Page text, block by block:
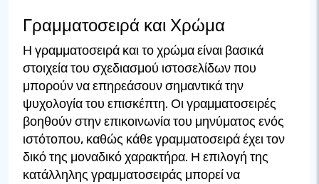
Γραμματοσειρά και Χρώμα
Η γραμματοσειρά και το χρώμα είναι βασικά
στοιχεία του σχεδιασμού ιστοσελίδων που
μπορούν να επηρεάσουν σημαντικά την
ψυχολογία του επισκέπτη. Οι γραμματοσειρές
βοηθούν στην επικοινωνία του μηνύματος ενός
ιστότοπου, καθώς κάθε γραμματοσειρά έχει τον
δικό της μοναδικό χαρακτήρα. Η επιλογή της
κατάλληλης γραμματοσειράς μπορεί να